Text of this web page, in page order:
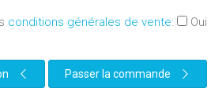
conditions générales de vente: Oui
Passer la commande